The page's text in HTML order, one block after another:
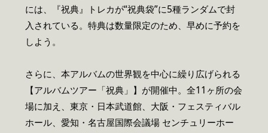
には、『祝典』トレカが“祝典袋”に5種ランダムで封
入されている。特典は数量限定のため、早めに予約を
しよう。
さらに、本アルバムの世界観を中心に繰り広げられる
【アルバムツアー「祝典」】が開催中。全11ヶ所の会
場に加え、東京・日本武道館、大阪・フェスティバル
ホール、愛知・名古屋国際会議場 センチュリーホー